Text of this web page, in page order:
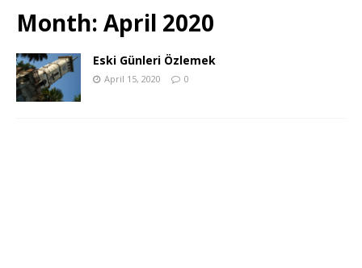
Month: April 2020
Eski Günleri Özlemek
April 15, 2020 0